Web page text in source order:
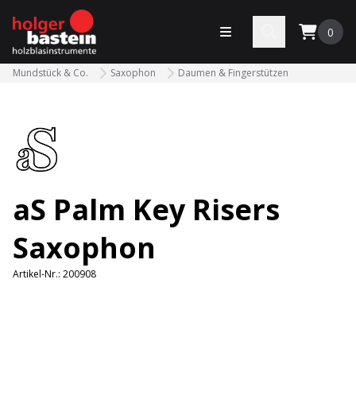
bastein
Menü öffnen 0
Mundstück & Co. Saxophon Daumen & Fingerstützen
aS Palm Key Risers
Saxophon
Artikel-Nr.: 200908